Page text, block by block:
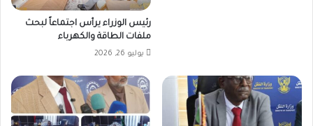
رئيس الوزراء يرأس اجتماعاً لبحث
ملفات الطاقة والكهرباء
يوليو 26, 2026